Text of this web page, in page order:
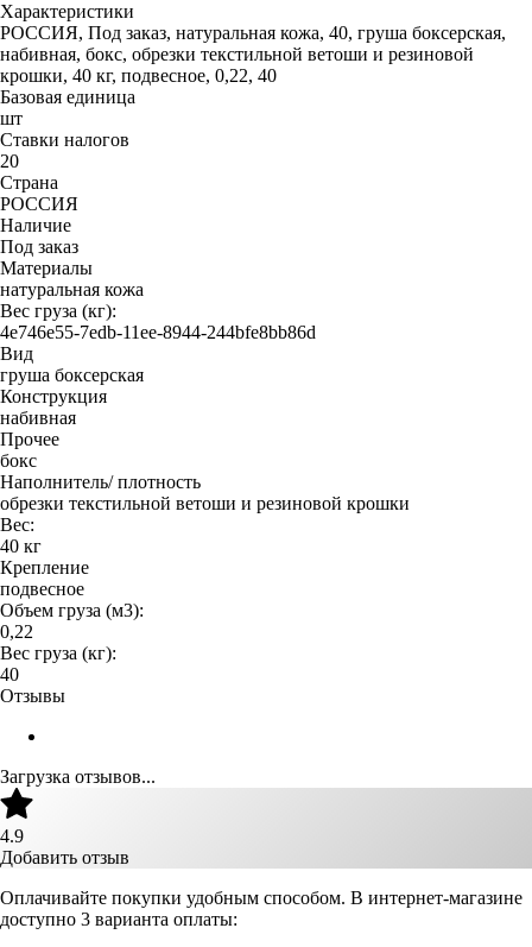
Характеристики
РОССИЯ, Под заказ, натуральная кожа, 40, груша боксерская,
набивная, бокс, обрезки текстильной ветоши и резиновой
крошки, 40 кг, подвесное, 0,22, 40
Базовая единица
шт
Ставки налогов
20
Страна
РОССИЯ
Наличие
Под заказ
Материалы
натуральная кожа
Вес груза (кг):
4e746e55-7edb-11ee-8944-244bfe8bb86d
Вид
груша боксерская
Конструкция
набивная
Прочее
бокс
Наполнитель/ плотность
обрезки текстильной ветоши и резиновой крошки
Вес:
40 кг
Крепление
подвесное
Объем груза (м3):
0,22
Вес груза (кг):
40
Отзывы
Загрузка отзывов...
4.9
Добавить отзыв
Оплачивайте покупки удобным способом. В интернет-магазине
доступно 3 варианта оплаты: